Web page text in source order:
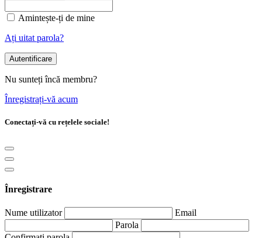
Amintește-ți de mine
Ați uitat parola?
Autentificare
Nu sunteți încă membru?
Înregistrați-vă acum
Conectați-vă cu rețelele sociale!
Înregistrare
Nume utilizator
Email
Parola